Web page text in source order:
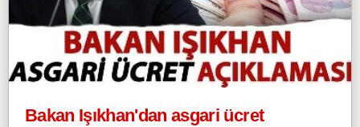
Bakan Işıkhan'dan asgari ücret